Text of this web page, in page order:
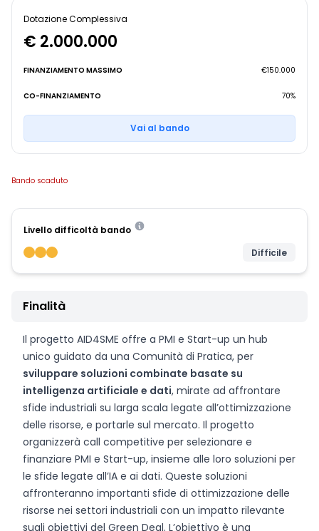
Dotazione Complessiva
€ 2.000.000
FINANZIAMENTO MASSIMO €150.000
CO-FINANZIAMENTO 70%
Vai al bando
Bando scaduto
Livello difficoltà bando
Difficile
Finalità
Il progetto AID4SME offre a PMI e Start-up un hub
unico guidato da una Comunità di Pratica, per
sviluppare soluzioni combinate basate su
intelligenza artificiale e dati, mirate ad affrontare
sfide industriali su larga scala legate all’ottimizzazione
delle risorse, e portarle sul mercato. Il progetto
organizzerà call competitive per selezionare e
finanziare PMI e Start-up, insieme alle loro soluzioni per
le sfide legate all’IA e ai dati. Queste soluzioni
affronteranno importanti sfide di ottimizzazione delle
risorse nei settori industriali con un impatto rilevante
sugli obiettivi del Green Deal. L’obiettivo è una